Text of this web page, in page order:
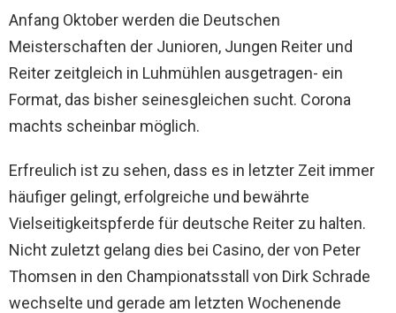
Anfang Oktober werden die Deutschen
Meisterschaften der Junioren, Jungen Reiter und
Reiter zeitgleich in Luhmühlen ausgetragen- ein
Format, das bisher seinesgleichen sucht. Corona
machts scheinbar möglich.
Erfreulich ist zu sehen, dass es in letzter Zeit immer
häufiger gelingt, erfolgreiche und bewährte
Vielseitigkeitspferde für deutsche Reiter zu halten.
Nicht zuletzt gelang dies bei Casino, der von Peter
Thomsen in den Championatsstall von Dirk Schrade
wechselte und gerade am letzten Wochenende